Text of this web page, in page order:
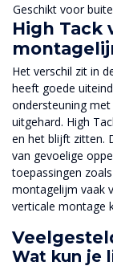
Geschikt voor
High Tack
Het verschil zit in
heeft goede
ondersteuning
uitgehard. High
en het blijft zitten.
van gevoelige
toepassingen zoals
montagelijm vaak
verticale montage
Wat kun je